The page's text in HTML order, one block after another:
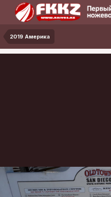
2019 Америка